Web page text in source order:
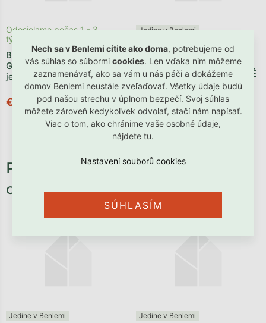
Nech sa v Benlemi cítite ako doma, potrebujeme od
vás súhlas so súbormi cookies. Len vďaka nim môžeme
zaznamenávať, ako sa vám u nás páči a dokážeme
domov Benlemi neustále zveľaďovať. Všetky údaje budú
pod našou strechu v úplnom bezpečí. Svoj súhlas
môžete zároveň kedykoľvek odvolať, stačí nám napísať.
Viac o tom, ako chránime vaše osobné údaje,
nájdete tu.
SÚHLASÍM
Bavlnené obliečky
GEOMETRIA - SIVÁ na
jednolôžko
Odosielame počas 1 - 3
týždňov
€30,90
Jedine v Benlemi
Mušelínové obliečky HNEDÉ
na jednolôžko
Odosielame počas 1 - 3
týždňov
€118,90
Potrebné príslušenstvo, ktoré
oceníte:
Jedine v Benlemi Jedine v Benlemi